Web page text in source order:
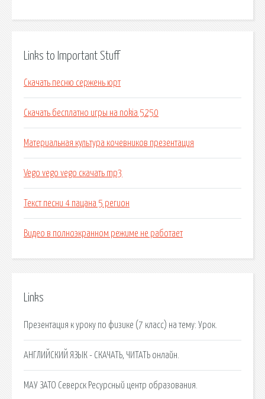
Links to Important Stuff
Скачать песню сержень юрт
Скачать бесплатно игры на nokia 5250
Материальная культура кочевников презентация
Vego vego vego скачать mp3
Текст песни 4 пацана 5 регион
Видео в полноэкранном режиме не работает
Links
Презентация к уроку по физике (7 класс) на тему: Урок.
АНГЛИЙСКИЙ ЯЗЫК - СКАЧАТЬ, ЧИТАТЬ онлайн.
МАУ ЗАТО Северск Ресурсный центр образования.